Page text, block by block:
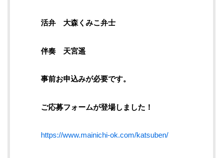
活弁 大森くみこ弁士
伴奏 天宮遥
事前お申込みが必要です。
ご応募フォームが登場しました！
https://www.mainichi-ok.com/katsuben/